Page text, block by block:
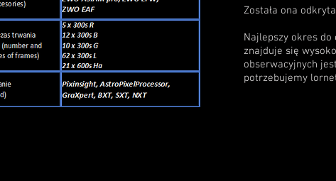
Została ona
Najlepszy okres
znajduje się
obserwacyjnych
potrzebujemy